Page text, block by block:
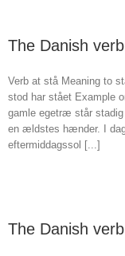
The Danish
Verb at stå Meaning to
stod har stået Example
gamle egetræ står
en ældstes hænder. I
eftermiddagssol [...]
The Danish